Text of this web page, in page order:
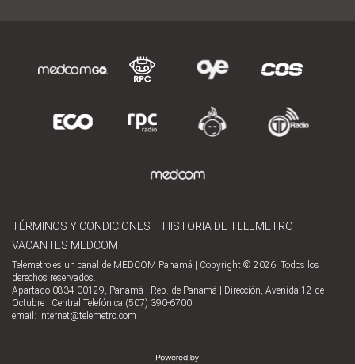
TÉRMINOS Y CONDICIONES
HISTORIA DE TELEMETRO
VACANTES MEDCOM
Telemetro es un canal de MEDCOM Panamá | Copyright © 2026. Todos los
derechos reservados.
Apartado 0834-00129, Panamá - Rep. de Panamá | Dirección, Avenida 12 de
Octubre | Central Telefónica (507) 390-6700
email: internet@telemetro.com